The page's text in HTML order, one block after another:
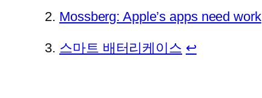
Mossberg: Apple’s apps need work
스마트 배터리케이스 ↩